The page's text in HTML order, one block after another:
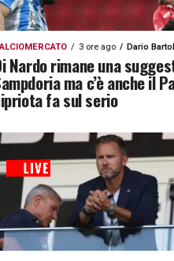
3 ore ago Dario
Nardo rimane una
ma c’è anche il
fa sul serio